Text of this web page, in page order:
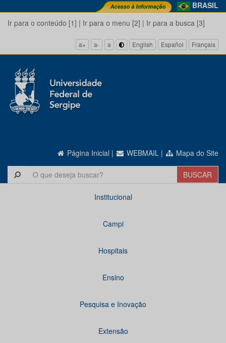
BRASIL
Ir para o conteúdo [1] | Ir para o menu [2] | Ir para a busca [3]
a+ a- a English Español Français
Página Inicial | WEBMAIL | Mapa do Site
Institucional
Campi
Hospitais
Ensino
Pesquisa e Inovação
Extensão